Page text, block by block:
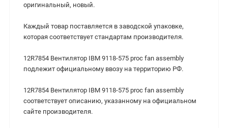
оригинальный, новый.
Каждый товар поставляется в заводской упаковке,
которая соответствует стандартам производителя.
12R7854 Вентилятор IBM 9118-575 proc fan assembly
подлежит официальному ввозу на территорию РФ.
12R7854 Вентилятор IBM 9118-575 proc fan assembly
cоответствует описанию, указанному на официальном
сайте производителя.